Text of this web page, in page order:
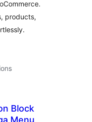
products,
Block
Menu